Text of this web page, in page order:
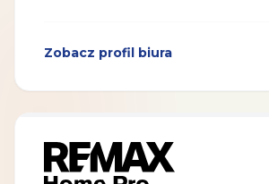
Zobacz profil biura